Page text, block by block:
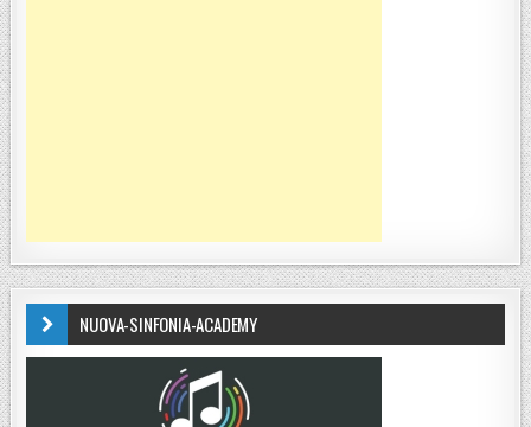
NUOVA-SINFONIA-ACADEMY